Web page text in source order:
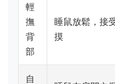
輕
撫
背
部
睡鼠放鬆，接
摸
自